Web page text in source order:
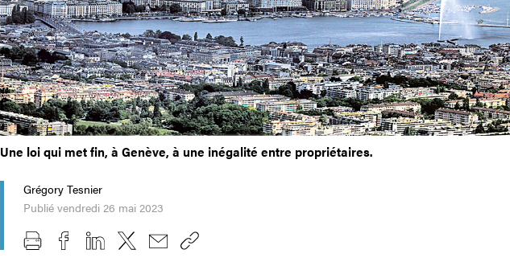
Une loi qui met fin, à Genève, à une inégalité entre propriétaires.
Grégory Tesnier
Publié vendredi 26 mai 2023